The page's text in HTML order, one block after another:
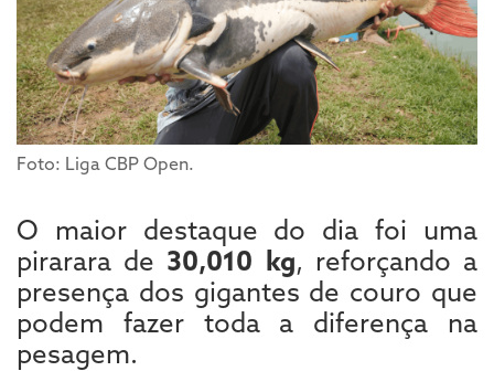
Foto: Liga CBP Open.
O maior destaque do dia foi uma
pirarara de 30,010 kg, reforçando a
presença dos gigantes de couro que
podem fazer toda a diferença na
pesagem.